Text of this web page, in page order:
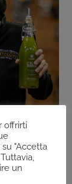
offrirti
"Accetta
un